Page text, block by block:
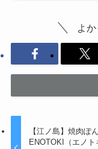
よ
【江ノ島】焼肉ぽ
ENOTOKI（エノト